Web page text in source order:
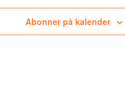
Abonner på kalender